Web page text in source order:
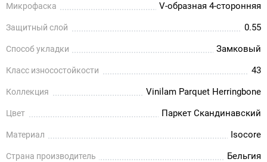
Микрофаска V-образная 4-сторонняя
Защитный слой 0.55
Способ укладки Замковый
Класс износостойкости 43
Коллекция Vinilam Parquet Herringbone
Цвет Паркет Скандинавский
Материал Isocore
Страна производитель Бельгия